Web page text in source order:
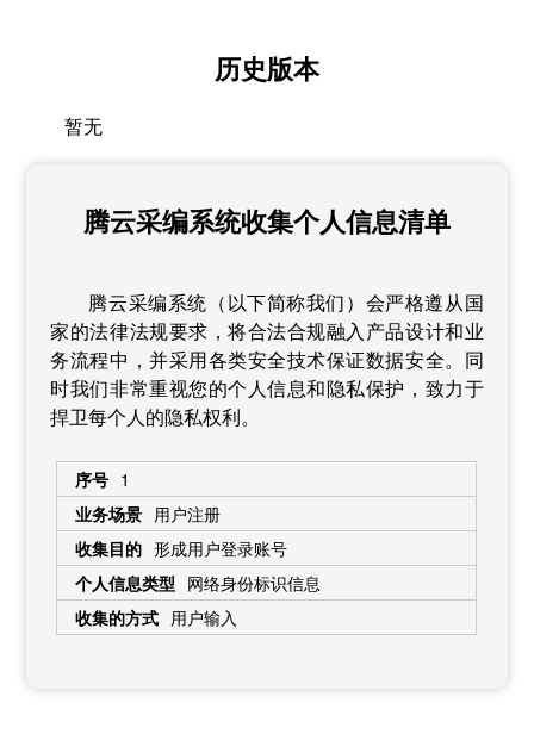
历史版本
暂无
腾云采编系统收集个人信息清单
腾云采编系统（以下简称我们）会严格遵从国
家的法律法规要求，将合法合规融入产品设计和业
务流程中，并采用各类安全技术保证数据安全。同
时我们非常重视您的个人信息和隐私保护，致力于
捍卫每个人的隐私权利。
1
用户注册
形成用户登录账号
网络身份标识信息
用户输入